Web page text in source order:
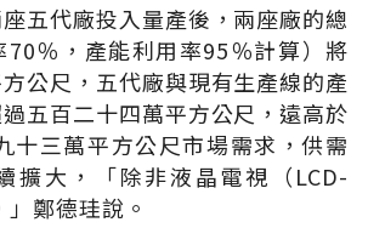
五代廠投入量產後，兩座廠的總
70％，產能利用率95％計算）將
公尺，五代廠與現有生產線的產
五百二十四萬平方公尺，遠高於
十三萬平方公尺市場需求，供需
擴大，「除非液晶電視（LCD-
鄭德珪說。